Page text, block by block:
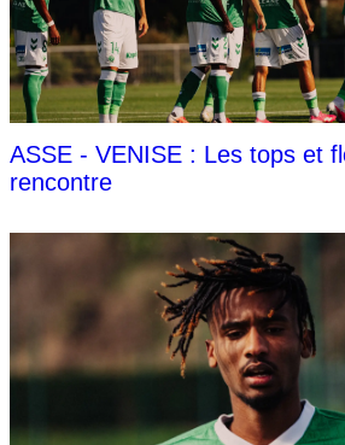
ASSE - VENISE : Les tops et
rencontre